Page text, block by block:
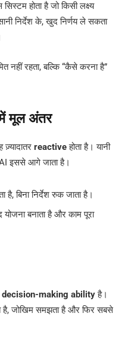
होता है जो किसी लक्ष्य
निर्देश के, खुद निर्णय ले सकता
नहीं रहता, बल्कि “कैसे करना है”
मूल अंतर
reactiveहोता है। यानी
इससे आगे जाता है।
है, बिना निर्देश रुक जाता है।
बनाता है और काम पूरा
decision-making abilityहै।
है, जोखिम समझता है और फिर सबसे